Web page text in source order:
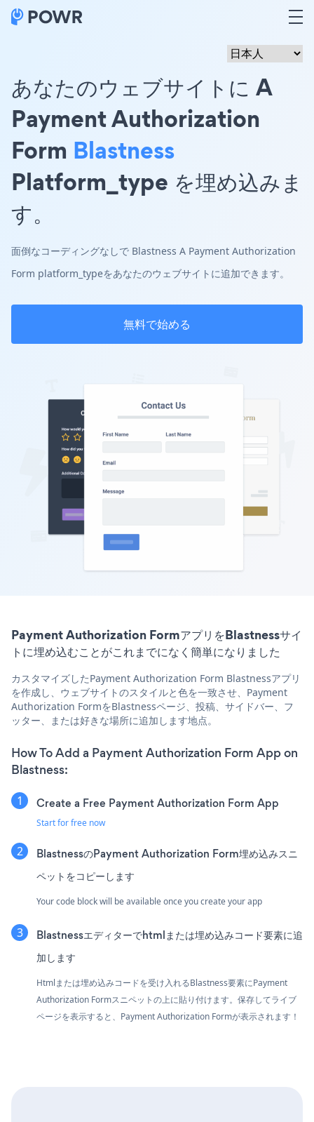
あなたのウェブサイトに A
Payment Authorization
Form Blastness
Platform_type を埋め込みま
す。
面倒なコーディングなしで Blastness A Payment Authorization
Form platform_typeをあなたのウェブサイトに追加できます。
無料で始める
Payment Authorization FormアプリをBlastnessサイ
トに埋め込むことがこれまでになく簡単になりました
カスタマイズしたPayment Authorization Form Blastnessアプリ
を作成し、ウェブサイトのスタイルと色を一致させ、Payment
Authorization FormをBlastnessページ、投稿、サイドバー、フ
ッター、または好きな場所に追加します地点。
How To Add a Payment Authorization Form App on
Blastness:
Create a Free Payment Authorization Form App
Start for free now
BlastnessのPayment Authorization Form埋め込みスニ
ペットをコピーします
Your code block will be available once you create your app
Blastnessエディターでhtmlまたは埋め込みコード要素に追
加します
Htmlまたは埋め込みコードを受け入れるBlastness要素にPayment
Authorization Formスニペットの上に貼り付けます。保存してライブ
ページを表示すると、Payment Authorization Formが表示されます！